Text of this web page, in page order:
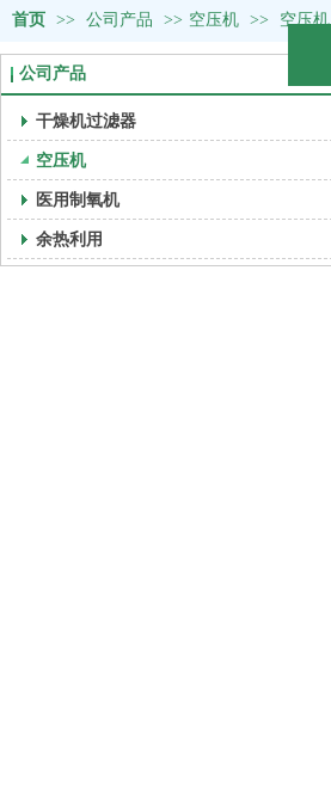
首页 >> 公司产品 >> 空压机 >> 空压机
公司产品
干燥机过滤器
空压机
医用制氧机
余热利用